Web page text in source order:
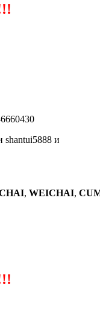
shantui5888 и
, WEICHAI,